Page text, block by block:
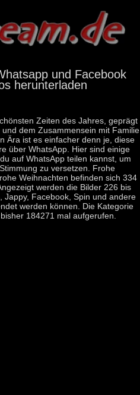
und Facebook
herunterladen
Zeiten des Jahres, geprägt
dem Zusammensein mit Familie
Ära ist es einfacher denn je, diese
über WhatsApp. Hier sind einige
auf WhatsApp teilen kannst, um
zu versetzen. Frohe
Weihnachten befinden sich 334
werden die Bilder 226 bis
Jappy, Facebook, Spin und andere
werden können. Die Kategorie
184271 mal aufgerufen.